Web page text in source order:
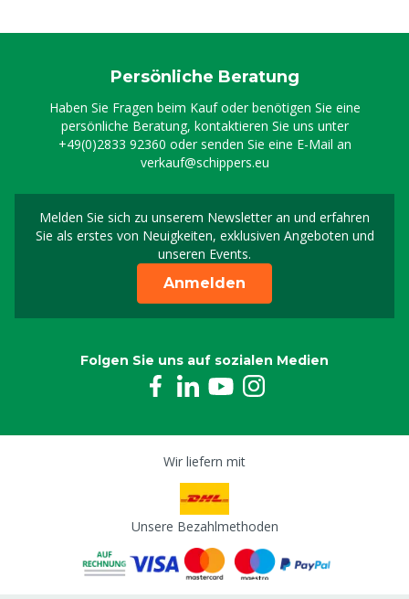
Persönliche Beratung
Haben Sie Fragen beim Kauf oder benötigen Sie eine
persönliche Beratung, kontaktieren Sie uns unter
+49(0)2833 92360 oder senden Sie eine E-Mail an
verkauf@schippers.eu
Melden Sie sich zu unserem Newsletter an und erfahren
Sie als erstes von Neuigkeiten, exklusiven Angeboten und
unseren Events.
Melden Sie sich für
Anmelden
Folgen Sie uns auf sozialen Medien
Wir liefern mit
Unsere Bezahlmethoden